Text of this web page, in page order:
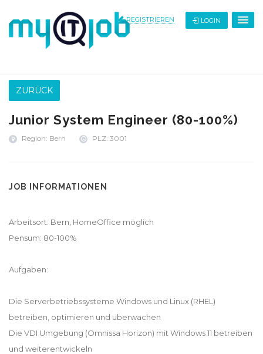
REGISTRIEREN LOGIN
ZURÜCK
Junior System Engineer (80-100%)
Region: Bern PLZ: 3001
JOB INFORMATIONEN
Arbeitsort: Bern, HomeOffice möglich
Pensum: 80-100%
Aufgaben:
Die Serverbetriebssysteme Windows und Linux (RHEL)
betreiben, optimieren und überwachen
Die VDI Umgebung (Omnissa Horizon) mit Windows 11 betreiben
und weiterentwickeln